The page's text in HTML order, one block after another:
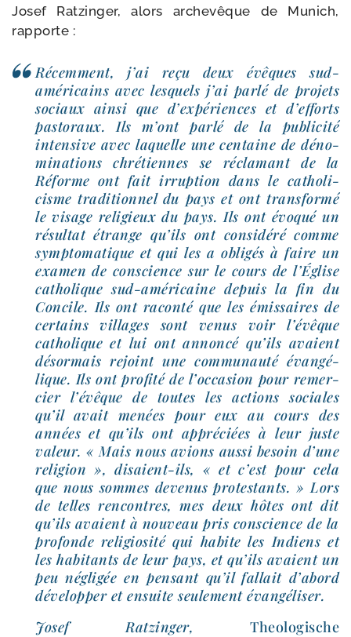
Josef Ratzinger, alors arche­vêque de Munich,
rapporte :
Récemment, j’ai reçu deux évêques sud-​
américains avec les­quels j’ai par­lé de pro­jets
sociaux ain­si que d’ex­pé­riences et d’ef­forts
pas­to­raux. Ils m’ont par­lé de la publi­ci­té
inten­sive avec laquelle une cen­taine de déno­
mi­na­tions chré­tiennes se récla­mant de la
Réforme ont fait irrup­tion dans le catho­li­
cisme tra­di­tion­nel du pays et ont trans­for­mé
le visage reli­gieux du pays. Ils ont évo­qué un
résul­tat étrange qu’ils ont consi­dé­ré comme
symp­to­ma­tique et qui les a obli­gés à faire un
exa­men de conscience sur le cours de l’Église
catho­lique sud-​américaine depuis la fin du
Concile. Ils ont racon­té que les émis­saires de
cer­tains vil­lages sont venus voir l’é­vêque
catho­lique et lui ont annon­cé qu’ils avaient
désor­mais rejoint une com­mu­nau­té évan­gé­
lique. Ils ont pro­fi­té de l’oc­ca­sion pour remer­
cier l’é­vêque de toutes les actions sociales
qu’il avait menées pour eux au cours des
années et qu’ils ont appré­ciées à leur juste
valeur. « Mais nous avions aus­si besoin d’une
reli­gion », disaient-​ils, « et c’est pour cela
que nous sommes deve­nus pro­tes­tants. » Lors
de telles ren­contres, mes deux hôtes ont dit
qu’ils avaient à nou­veau pris conscience de la
pro­fonde reli­gio­si­té qui habite les Indiens et
les habi­tants de leur pays, et qu’ils avaient un
peu négli­gée en pen­sant qu’il fal­lait d’a­bord
déve­lop­per et ensuite seule­ment évangéliser.
Josef Ratzinger, Theologische